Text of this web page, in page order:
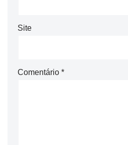
Site
Comentário *